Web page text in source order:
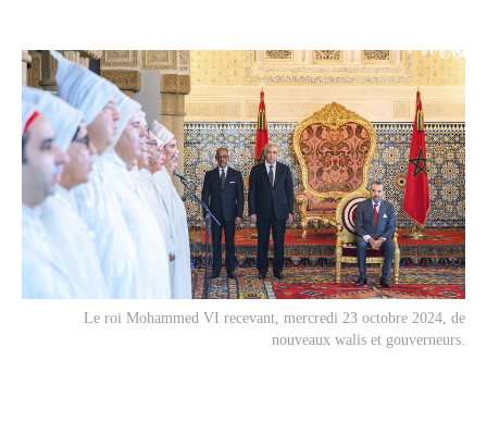
Le roi Mohammed VI recevant, mercredi 23 octobre 2024, de
nouveaux walis et gouverneurs.